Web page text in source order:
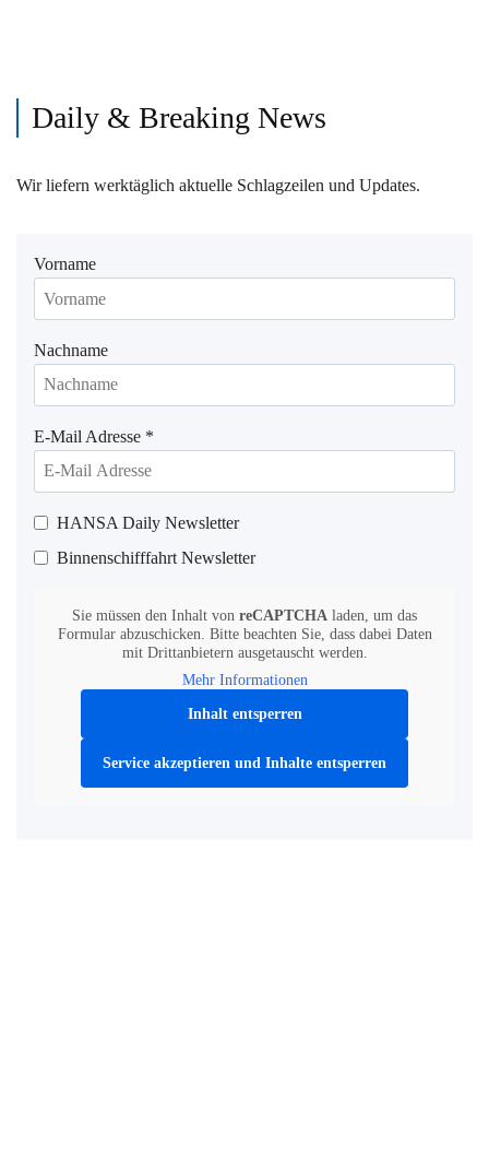
Daily & Breaking News
Wir liefern werktäglich aktuelle Schlagzeilen und Updates.
Vorname
Nachname
E-Mail Adresse *
HANSA Daily Newsletter
Binnenschifffahrt Newsletter
Sie müssen den Inhalt von reCAPTCHA laden, um das
Formular abzuschicken. Bitte beachten Sie, dass dabei Daten
mit Drittanbietern ausgetauscht werden.
Mehr Informationen
Inhalt entsperren
Service akzeptieren und Inhalte entsperren